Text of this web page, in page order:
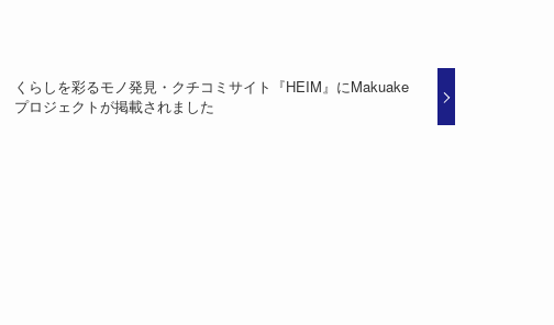
くらしを彩るモノ発見・クチコミサイト『HEIM』にMakuake
プロジェクトが掲載されました